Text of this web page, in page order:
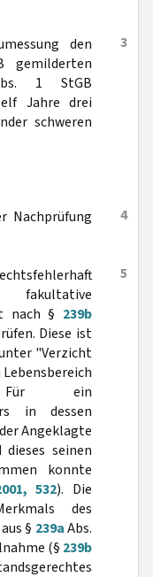
3
den
1 StGB
Jahre drei
schweren
4
Nachprüfung
5
nach § 239b
Diese ist
"Verzicht
Für ein
in dessen
Angeklagte
seinen
konnte
532). Die
des
§ 239aAbs.
(§ 239b